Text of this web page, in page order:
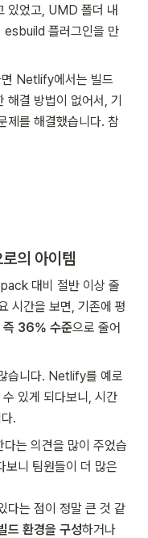
있었고, UMD 폴더 내
esbuild 플러그인을 만
면 Netlify에서는 빌드
결 방법이 없어서, 기
제를 해결했습니다. 참
의 아이템
대비 절반 이상 줄
시간을 보면, 기존에 평
즉 36% 수준으로 줄어
습니다. Netlify를 예로
있게 되다보니, 시간
.
는 의견을 많이 주었습
보니 팀원들이 더 많은
다는 점이 정말 큰 것 같
드 환경을 구성하거나